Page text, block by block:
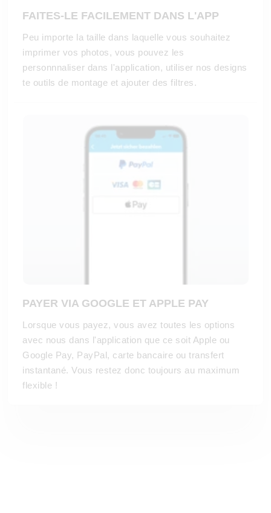
FAITES-LE FACILEMENT DANS L'APP
Peu importe la taille dans laquelle vous souhaitez
imprimer vos photos, vous pouvez les
personnnaliser dans l'application, utiliser nos designs
te outils de montage et ajouter des filtres.
PAYER VIA GOOGLE ET APPLE PAY
Lorsque vous payez, vous avez toutes les options
avec nous dans l'application que ce soit Apple ou
Google Pay, PayPal, carte bancaire ou transfert
instantané. Vous restez donc toujours au maximum
flexible !